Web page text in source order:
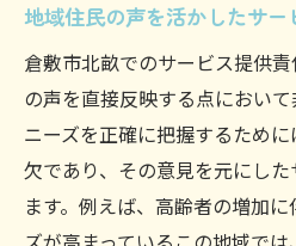
地域住民の声を活かしたサー
倉敷市北畝でのサービス提供
の声を直接反映する点におい
ニーズを正確に把握するため
欠であり、その意見を元にし
ます。例えば、高齢者の増加